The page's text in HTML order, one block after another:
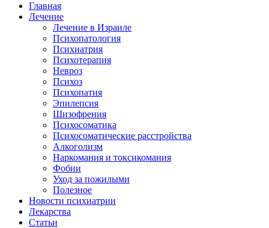
Главная
Лечение
Лечение в Израиле
Психопатология
Психиатрия
Психотерапия
Невроз
Психоз
Психопатия
Эпилепсия
Шизофрения
Психосоматика
Психосоматические расстройства
Алкоголизм
Наркомания и токсикомания
Фобии
Уход за пожилыми
Полезное
Новости психиатрии
Лекарства
Статьи